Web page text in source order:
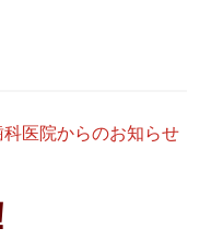
医院からのお知らせ